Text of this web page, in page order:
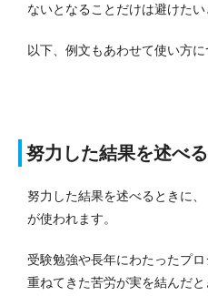
ないとなることだけは避けたい
以下、例文もあわせて使い方に
努力した結果を述べ
努力した結果を述べるときに
が使われます。
受験勉強や長年にわたったプ
重ねてきた苦労が実を結んだ